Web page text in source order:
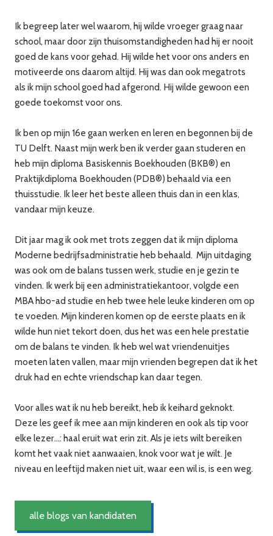
Ik begreep later wel waarom, hij wilde vroeger graag naar
school, maar door zijn thuisomstandigheden had hij er nooit
goed de kans voor gehad. Hij wilde het voor ons anders en
motiveerde ons daarom altijd. Hij was dan ook megatrots
als ik mijn school goed had afgerond. Hij wilde gewoon een
goede toekomst voor ons.
Ik ben op mijn 16e gaan werken en leren en begonnen bij de
TU Delft. Naast mijn werk ben ik verder gaan studeren en
heb mijn diploma Basiskennis Boekhouden (BKB®) en
Praktijkdiploma Boekhouden (PDB®) behaald via een
thuisstudie. Ik leer het beste alleen thuis dan in een klas,
vandaar mijn keuze.
Dit jaar mag ik ook met trots zeggen dat ik mijn diploma
Moderne bedrijfsadministratie heb behaald. Mijn uitdaging
was ook om de balans tussen werk, studie en je gezin te
vinden. Ik werk bij een administratiekantoor, volgde een
MBA hbo-ad studie en heb twee hele leuke kinderen om op
te voeden. Mijn kinderen komen op de eerste plaats en ik
wilde hun niet tekort doen, dus het was een hele prestatie
om de balans te vinden. Ik heb wel wat vriendenuitjes
moeten laten vallen, maar mijn vrienden begrepen dat ik het
druk had en echte vriendschap kan daar tegen.
Voor alles wat ik nu heb bereikt, heb ik keihard geknokt.
Deze les geef ik mee aan mijn kinderen en ook als tip voor
elke lezer…: haal eruit wat erin zit. Als je iets wilt bereiken
komt het vaak niet aanwaaien, knok voor wat je wilt. Je
niveau en leeftijd maken niet uit, waar een wil is, is een weg.
alle blogs van kandidaten